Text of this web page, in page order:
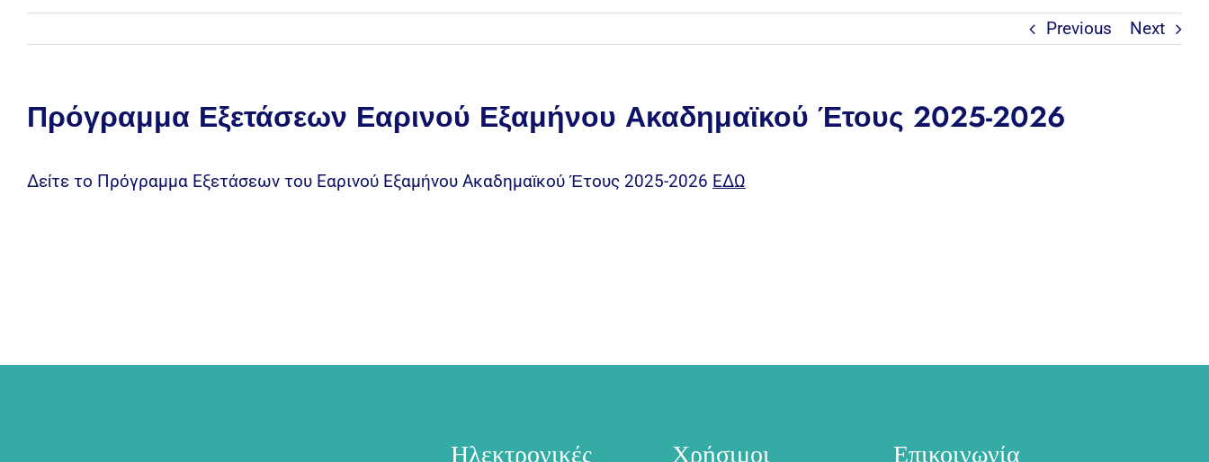
Previous Next
Πρόγραμμα Εξετάσεων Εαρινού Εξαμήνου Ακαδημαϊκού Έτους 2025-2026
Δείτε το Πρόγραμμα Εξετάσεων του Εαρινού Εξαμήνου Ακαδημαϊκού Έτους 2025-2026 ΕΔΩ
Ηλεκτρονικές
Χρήσιμοι
Επικοινωνία